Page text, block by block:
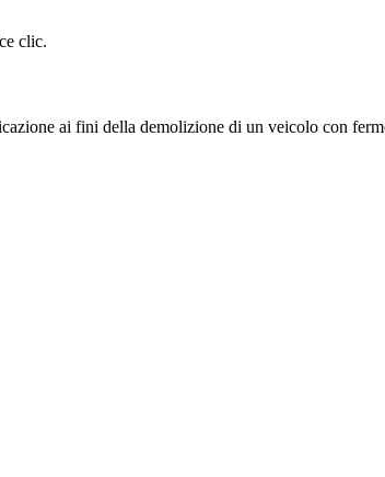
clic.
ai fini della demolizione di un veicolo con